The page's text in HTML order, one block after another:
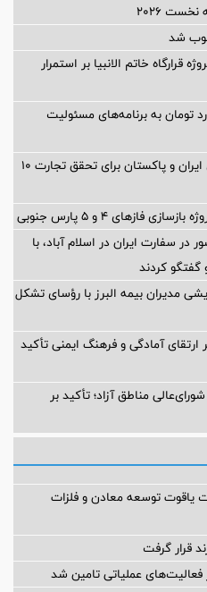
۲۰۲۶
شد
قرارگاه خاتم الانبیا بر استمرار
بیش از ۷۰ میلیارد تومان به برنامه‌های مسئولیت
امضای یادداشت تفاهم همکاری ایران و پاکستان برای تحقق تجارت ۱۰
فازهای ۴ و ۵ پارس جنوبی
سفارت ایران در اسلام آباد، با
كردند
مدیران بیمه البرز با رؤسای تشکل
ارتقای آمادگی و فرهنگ ایمنی تأکید
مناطق آزاد؛ تأکید بر
یاقوت توسعه معادن و فلزات
قرار گرفت